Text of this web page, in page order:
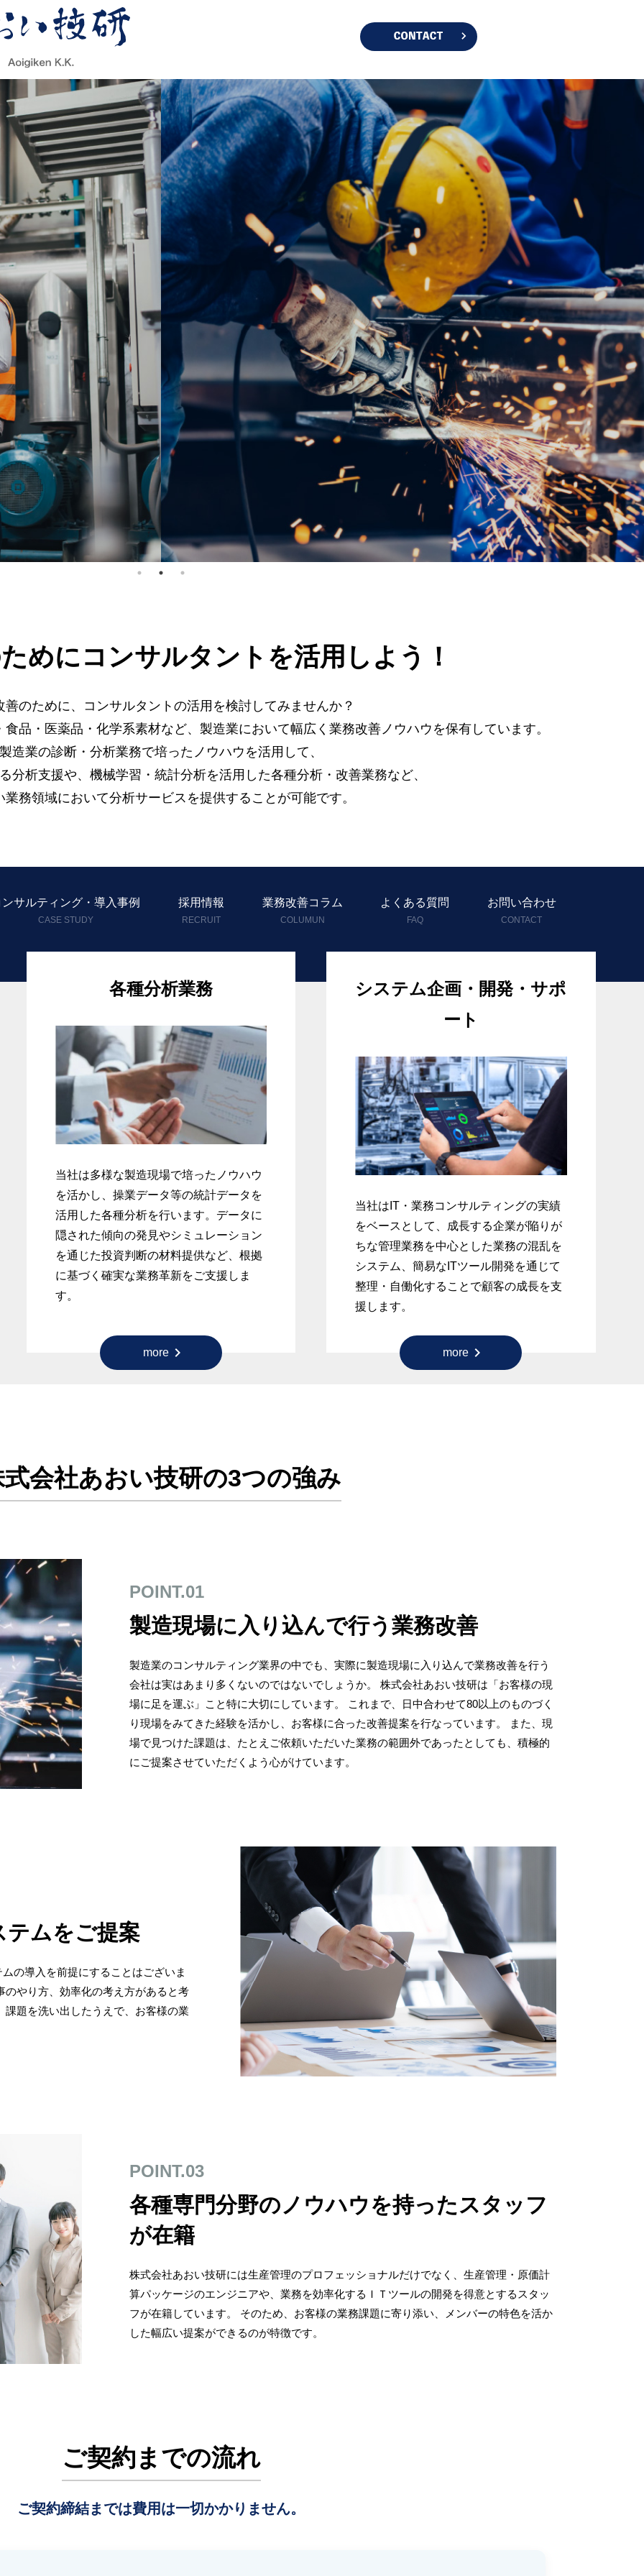
デジタル化でもっと強くなる
業務改善・業務改革・システム企画・開発・サポート
めにコンサルタントを活用しよう！
善のために、コンサルタントの活用を検討してみませんか？
品・医薬品・化学系素材など、製造業において幅広く業務改善ノウハウを保有しています。
製造業の診断・分析業務で培ったノウハウを活用して、
分析支援や、 機械学習・統計分析を活用した各種分析・改善業務など、
業務領域において分析サービスを提供することが可能です。
ンサルティング・導入事例
CASE STUDY
採用情報
RECRUIT
業務改善コラム
COLUMUN
よくある質問
FAQ
お問い合わせ
CONTACT
各種分析業務
当社は多様な製造現場で培ったノウハウ
を活かし、操業データ等の統計データを
活用した各種分析を行います。データに
隠された傾向の発見やシミュレーション
を通じた投資判断の材料提供など、根拠
に基づく確実な業務革新をご支援しま
す。
more chevron_right
システム企画・開発・サポ
ート
当社はIT・業務コンサルティングの実績
をベースとして、成長する企業が陥りが
ちな管理業務を中心とした業務の混乱を
システム、簡易なITツール開発を通じて
整理・自働化することで顧客の成長を支
援します。
more chevron_right
会社あおい技研の3つの強み
POINT.01
製造現場に入り込んで行う業務改善
製造業のコンサルティング業界の中でも、実際に製造現場に入り込んで業務改善を行う
会社は実はあまり多くないのではないでしょうか。 株式会社あおい技研は「お客様の現
場に足を運ぶ」こと特に大切にしています。 これまで、日中合わせて80以上のものづく
り現場をみてきた経験を活かし、お客様に合った改善提案を行なっています。 また、現
場で見つけた課題は、たとえご依頼いただいた業務の範囲外であったとしても、積極的
にご提案させていただくよう心がけています。
テムをご提案
の導入を前提にすることはございま
やり方、効率化の考え方があると考
題を洗い出したうえで、お客様の業
POINT.03
各種専門分野のノウハウを持ったスタッフ
が在籍
株式会社あおい技研には生産管理のプロフェッショナルだけでなく、生産管理・原価計
算パッケージのエンジニアや、業務を効率化するＩＴツールの開発を得意とするスタッ
フが在籍しています。 そのため、お客様の業務課題に寄り添い、メンバーの特色を活か
した幅広い提案ができるのが特徴です。
ご契約までの流れ
ご契約締結までは費用は一切かかりません。